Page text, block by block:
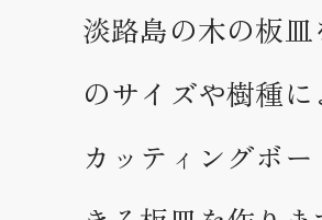
淡路島の木の板
のサイズや樹種
カッティングボ